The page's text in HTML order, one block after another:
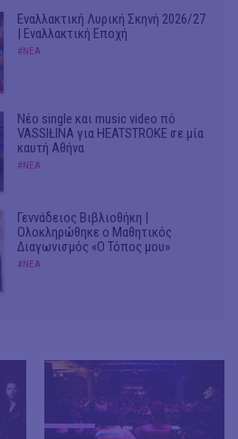
Εναλλακτική Λυρική Σκηνή 2026/27
| Εναλλακτική Εποχή
#ΝΕΑ
Νέο single και music video πό
VASSIŁINA για HEATSTROKE σε μία
καυτή Αθήνα
#ΝΕΑ
Γεννάδειος Βιβλιοθήκη |
Ολοκληρώθηκε ο Μαθητικός
Διαγωνισμός «Ο Τόπος μου»
#ΝΕΑ